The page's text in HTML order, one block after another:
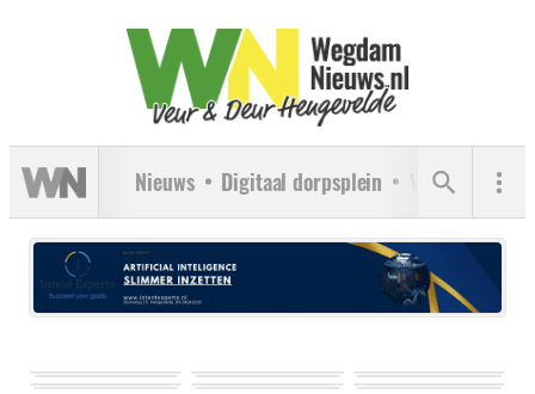
Nieuws Digitaal dorpsplein Verenigingen